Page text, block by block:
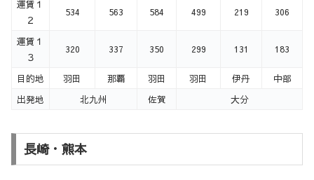
運賃１
２
534 563 584 499 219 306
運賃１
３
320 337 350 299 131 183
目的地 羽田 那覇 羽田 羽田 伊丹
中部
出発地
北九州 佐賀 大分
長崎・熊本